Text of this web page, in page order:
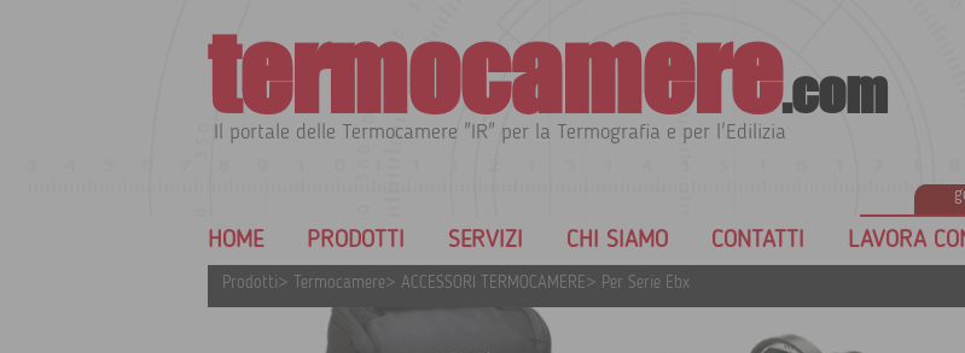
termocamere.com
Il portale delle Termocamere "IR" per la Termografia e per l'Edilizia
HOME PRODOTTI SERVIZI CHI SIAMO CONTATTI LAVORA
Prodotti > Termocamere > ACCESSORI TERMOCAMERE > Per Serie Ebx